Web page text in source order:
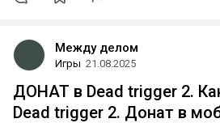
Между делом
Игры 21.08.2025
ДОНАТ в Dead trigger 2.
Dead trigger 2. Донат в